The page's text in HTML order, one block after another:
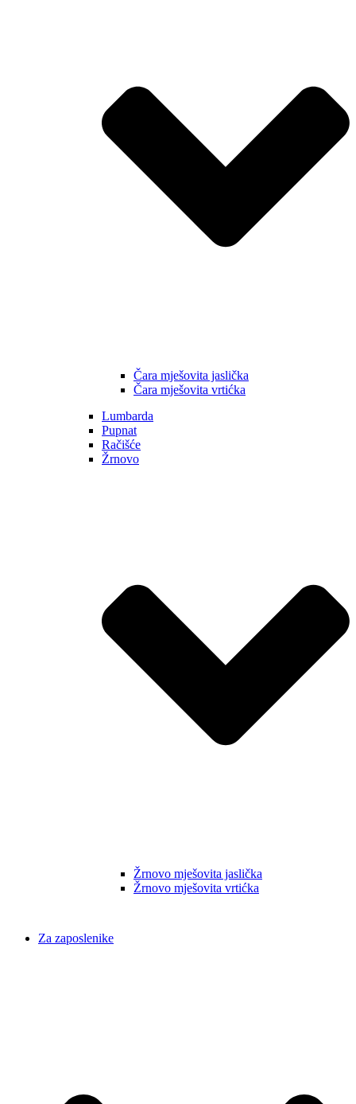
Čara mješovita jaslička
Čara mješovita vrtićka
Lumbarda
Pupnat
Račišće
Žrnovo
Žrnovo mješovita jaslička
Žrnovo mješovita vrtićka
Za zaposlenike